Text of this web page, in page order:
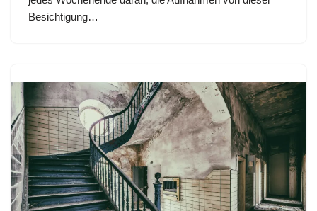
Besichtigung…